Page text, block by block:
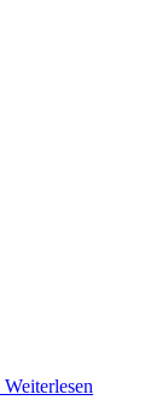
Weiterlesen